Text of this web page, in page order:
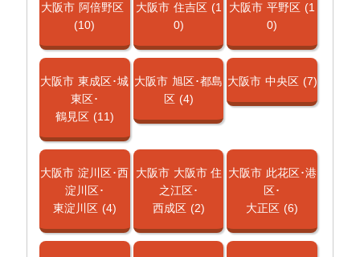
大阪市 阿倍野区
(10)
大阪市 住吉区 (1
0)
大阪市 平野区 (1
0)
大阪市 東成区･城
東区･
鶴見区 (11)
大阪市 旭区･都島
区 (4)
大阪市 中央区 (7)
大阪市 淀川区･西
淀川区･
東淀川区 (4)
大阪市 大阪市 住
之江区･
西成区 (2)
大阪市 此花区･港
区･
大正区 (6)